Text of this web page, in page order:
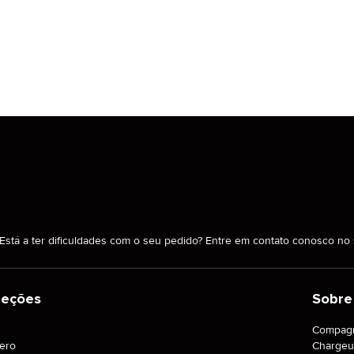
Está a ter dificuldades com o seu pedido? Entre em contato conosco